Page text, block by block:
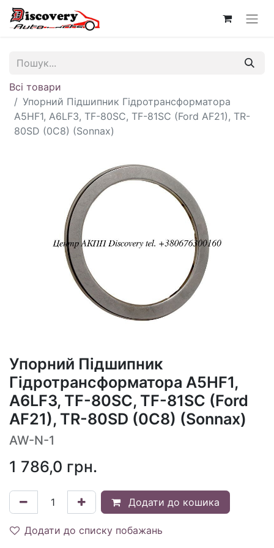
Всі товари
Упорний Підшипник Гідротрансформатора
A5HF1, A6LF3, TF-80SC, TF-81SC (Ford AF21), TR-
80SD (0C8) (Sonnax)
Упорний Підшипник
Гідротрансформатора A5HF1,
A6LF3, TF-80SC, TF-81SC (Ford
AF21), TR-80SD (0C8) (Sonnax)
AW-N-1
1 786,0 грн.
Додати до кошика
Додати до списку побажань